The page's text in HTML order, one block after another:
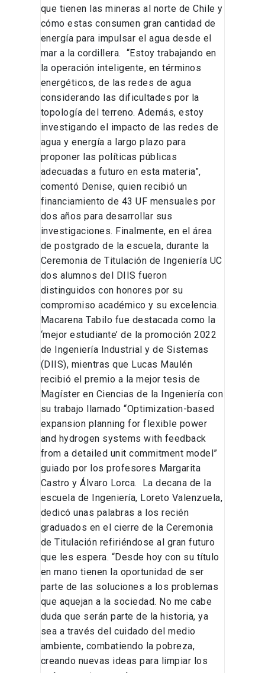
que tienen las mineras al norte de Chile y
cómo estas consumen gran cantidad de
energía para impulsar el agua desde el
mar a la cordillera. “Estoy trabajando en
la operación inteligente, en términos
energéticos, de las redes de agua
considerando las dificultades por la
topología del terreno. Además, estoy
investigando el impacto de las redes de
agua y energía a largo plazo para
proponer las políticas públicas
adecuadas a futuro en esta materia”,
comentó Denise, quien recibió un
financiamiento de 43 UF mensuales por
dos años para desarrollar sus
investigaciones. Finalmente, en el área
de postgrado de la escuela, durante la
Ceremonia de Titulación de Ingeniería UC
dos alumnos del DIIS fueron
distinguidos con honores por su
compromiso académico y su excelencia.
Macarena Tabilo fue destacada como la
‘mejor estudiante’ de la promoción 2022
de Ingeniería Industrial y de Sistemas
(DIIS), mientras que Lucas Maulén
recibió el premio a la mejor tesis de
Magíster en Ciencias de la Ingeniería con
su trabajo llamado “Optimization-based
expansion planning for flexible power
and hydrogen systems with feedback
from a detailed unit commitment model”
guiado por los profesores Margarita
Castro y Álvaro Lorca. La decana de la
escuela de Ingeniería, Loreto Valenzuela,
dedicó unas palabras a los recién
graduados en el cierre de la Ceremonia
de Titulación refiriéndose al gran futuro
que les espera. “Desde hoy con su título
en mano tienen la oportunidad de ser
parte de las soluciones a los problemas
que aquejan a la sociedad. No me cabe
duda que serán parte de la historia, ya
sea a través del cuidado del medio
ambiente, combatiendo la pobreza,
creando nuevas ideas para limpiar los